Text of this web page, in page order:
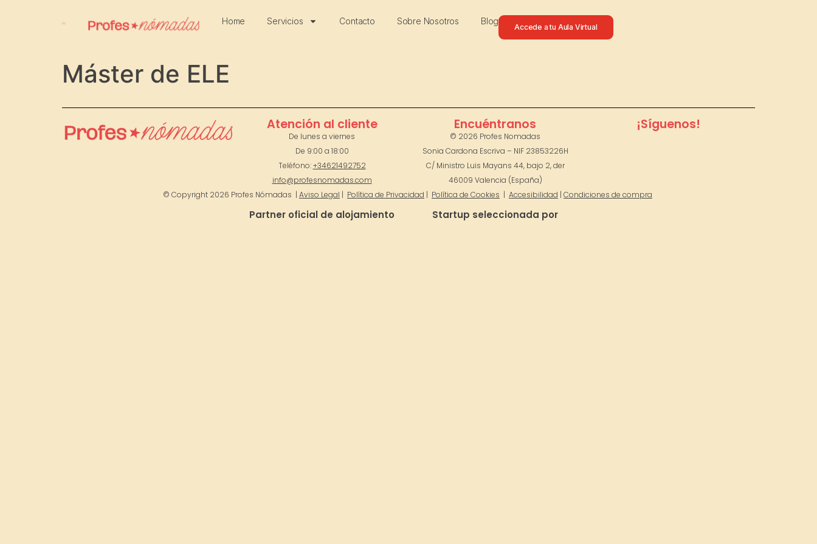
Home Servicios Contacto Sobre Nosotros Blog
Accede a tu Aula Virtual
Máster de ELE
Atención al cliente
De lunes a viernes
De 9:00 a 18:00
Teléfono:+34621492752
info@profesnomadas.com
Encuéntranos
© 2026 Profes Nomadas
Sonia Cardona Escriva – NIF 23853226H
C/ Ministro Luis Mayans 44, bajo 2, der
46009 Valencia (España)
¡Síguenos!
© Copyright 2026 Profes Nómadas | Aviso Legal | Política de Privacidad | Política de Cookies | Accesibilidad | Condiciones de compra
Partner oficial de alojamiento Startup seleccionada por